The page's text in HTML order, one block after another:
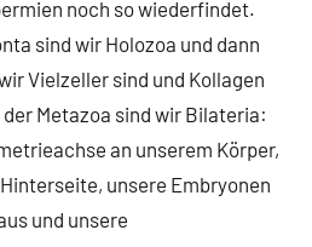
noch so wiederfindet.
sind wir Holozoa und dann
Vielzeller sind und Kollagen
Metazoa sind wir Bilateria:
an unserem Körper,
unsere Embryonen
und unsere